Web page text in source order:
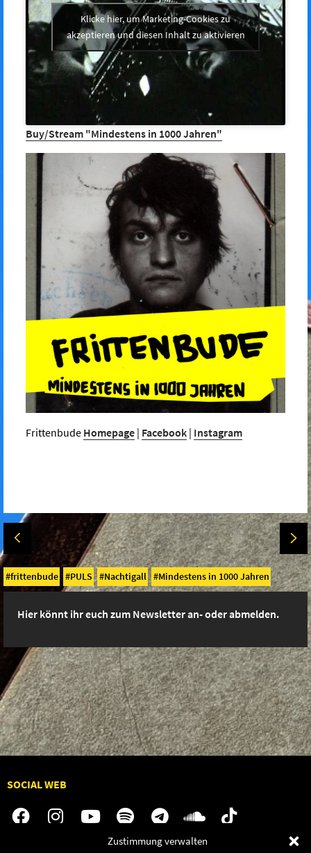
Zustimmung verwalten
Klicke hier, um Marketing-Cookies zu
akzeptieren und diesen Inhalt zu aktivieren
Buy/Stream "Mindestens in 1000 Jahren"
Frittenbude Homepage | Facebook | Instagram
frittenbude PULS Nachtigall Mindestens in 1000 Jahren
Hier könnt ihr euch zum Newsletter an- oder abmelden.
SOCIAL WEB